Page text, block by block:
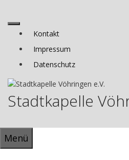
springenMenüKontakt
Impressum
Datenschutz
Stadtkapelle
Menü